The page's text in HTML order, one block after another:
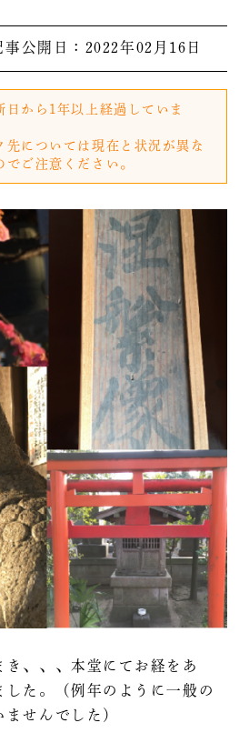
事公開日： 2022年02月16日
日から1年以上経過していま
先については現在と状況が異な
でご注意ください。
き、、、本堂にてお経をあ
した。（例年のように一般の
せんでした）